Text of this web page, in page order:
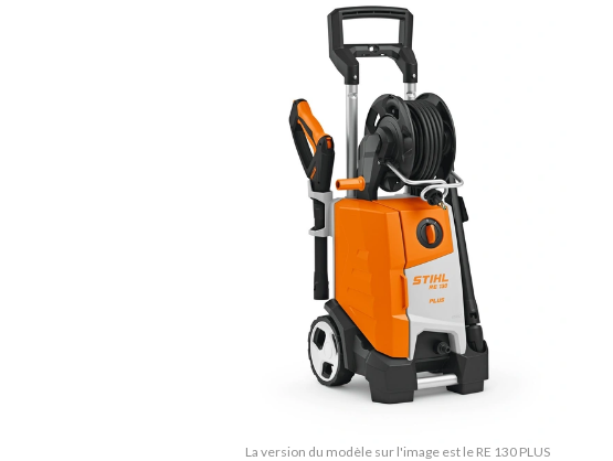
La version du modèle sur l'image est le RE 130 PLUS